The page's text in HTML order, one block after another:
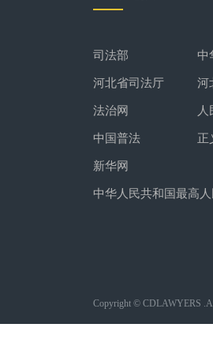
司法部 中
河北省司法厅 河
法治网 人
中国普法 正
新华网
中华人民共和国最高
Copyright © CDLAWYERS